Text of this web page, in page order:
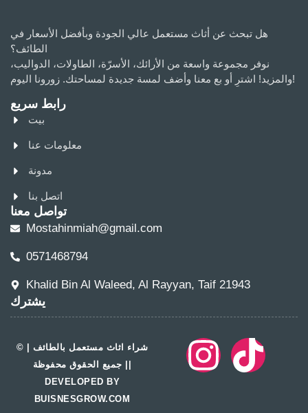
هل تبحث عن أثاث مستعمل عالي الجودة وبأفضل الأسعار في
الطائف؟
نوفر مجموعة واسعة من الأرائك، الأسرّة، الطاولات، الدواليب،
والمزيد! اشترِ أو بع معنا وأضف لمسة جديدة لمساحتك. زورونا اليوم!
رابط سريع
بيت
معلومات عنا
مدونة
اتصل بنا
تواصل معنا
Mostahinmiah@gmail.com
0571468794
Khalid Bin Al Waleed, Al Rayyan, Taif 21943
يشترك
© شراء اثاث مستعمل بالطائف |
جميع الحقوق محفوظة ||
DEVELOPED BY
BUISNESGROW.COM